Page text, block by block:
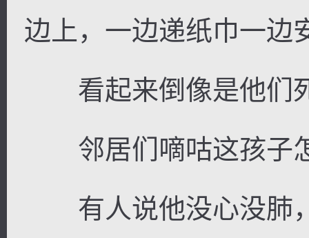
边上，一边递纸巾一边
看起来倒像是他们
邻居们嘀咕这孩子
有人说他没心没肺